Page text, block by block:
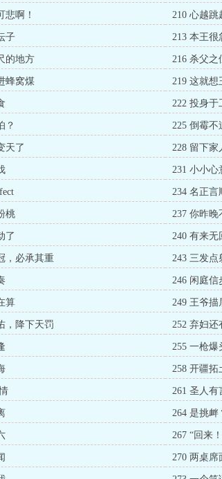
悲啊！ 210 心越跳
子 213 本王很
的地方 216 杀父之
蜂窝煤 219 这就想
222 投身于
？ 225 倒霉不
天了 228 留下家
231 小小心
234 名正言
桃 237 你昨晚
了 240 有来无
，必承其重 243 三发点
246 闲庭信
算 249 王爷描
，降下天罚 252 弃妇还
255 一枪爆
258 开疆拓
261 圣人有
264 是挑
267 “回来
270 两桌席